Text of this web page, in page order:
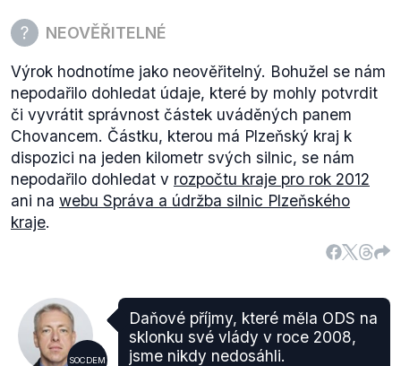
NEOVĚŘITELNÉ
Výrok hodnotíme jako neověřitelný. Bohužel se nám
nepodařilo dohledat údaje, které by mohly potvrdit
či vyvrátit správnost částek uváděných panem
Chovancem. Částku, kterou má Plzeňský kraj k
dispozici na jeden kilometr svých silnic, se nám
nepodařilo dohledat v rozpočtu kraje pro rok 2012
ani na webu Správa a údržba silnic Plzeňského
kraje.
SOCDEM
Daňové příjmy, které měla ODS na
sklonku své vlády v roce 2008,
jsme nikdy nedosáhli.